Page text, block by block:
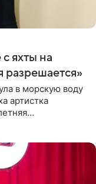
яхты на
разрешается»
в морскую воду
артистка